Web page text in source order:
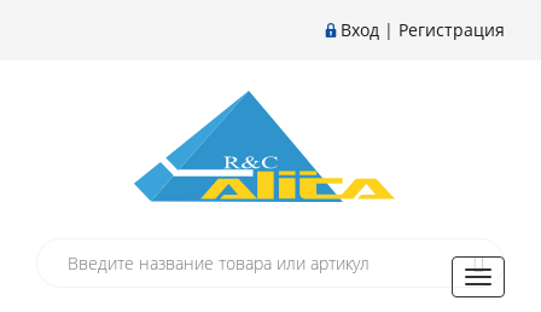
Вход | Регистрация
Toggle